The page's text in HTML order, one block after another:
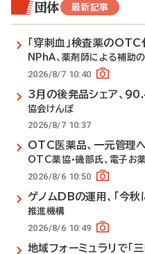
団体 最新記事
「穿刺血」検査薬の
NPhA、薬剤師による補助
2026/8/7 10:40
3月の後発品シェア、
協会けんぽ
2026/8/7 10:37
OTC医薬品、一元管理
OTC薬協・磯部氏、電子お
2026/8/6 10:50
ゲノムDBの運用、「今秋
推進機構
2026/8/6 10:49
地域フォーミュラリで「三